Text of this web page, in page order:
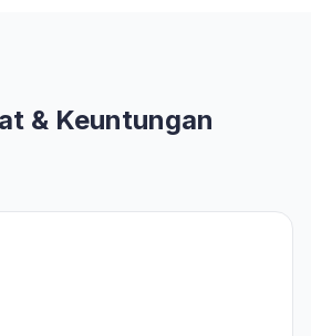
& Keuntungan